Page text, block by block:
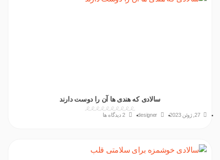
سالادی که هندی ها آن را دوست دارند
27, ژوئن 2023 designer 2 دیدگاه ها